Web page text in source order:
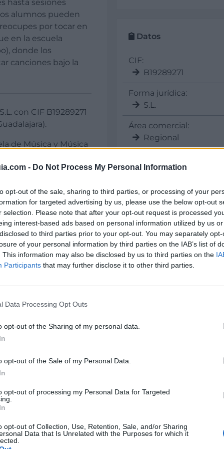
- Do Not Process My Personal Information
opt-out of the sale, sharing to third parties, or processing of your
for targeted advertising by us, please use the below opt-out
selection. Please note that after your opt-out request is processed
interest-based ads based on personal information utilized by us
to third parties prior to your opt-out. You may separately
of your personal information by third parties on the IAB’s list of
This information may also be disclosed by us to third parties on the
Participants that may further disclose it to other third parties.
Data Processing Opt Outs
opt-out of the Sharing of my personal data.
opt-out of the Sale of my Personal Data.
opt-out of processing my Personal Data for Targeted
opt-out of Collection, Use, Retention, Sale, and/or Sharing
Data that Is Unrelated with the Purposes for which it
hasta sesiones
alumnos pueden
por tocar en
en la escuela
donde los
canciones bajo la
con CIF B19289271
de Música y Música
batería,
música en familia y
Datos
CIF:
B19289271
Forma jurídica:
S.L.
Área comercial:
Regional
Sectores y
Educación -
Guarderías y Ludotecas:
Escuela de Música
Turismo, Gastronomía
Música en directo